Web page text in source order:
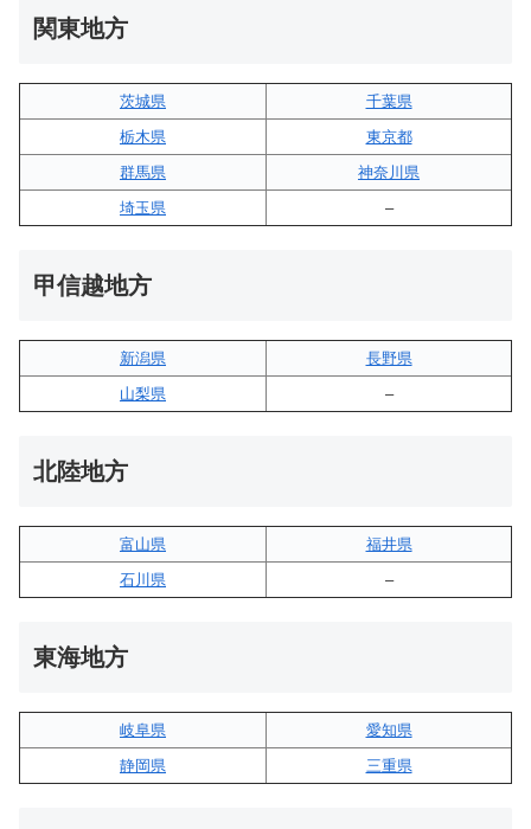
関東地方
茨城県
千葉県
栃木県
東京都
群馬県
神奈川県
埼玉県
–
甲信越地方
新潟県
長野県
山梨県
–
北陸地方
富山県
福井県
石川県
–
東海地方
岐阜県
愛知県
静岡県
三重県